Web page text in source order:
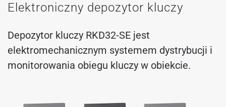
Elektroniczny depozytor kluczy
Depozytor kluczy RKD32-SE jest
elektromechanicznym systemem dystrybucji i
monitorowania obiegu kluczy w obiekcie.